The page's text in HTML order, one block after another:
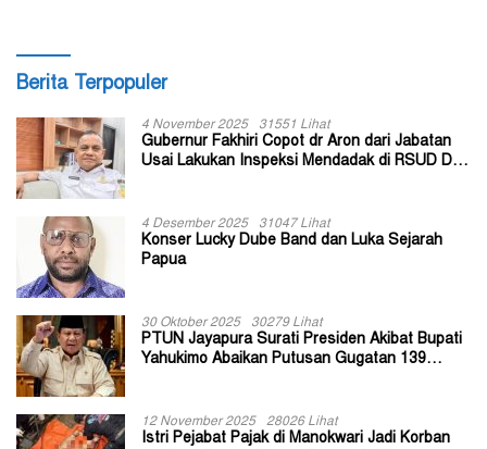
Berita Terpopuler
4 November 2025 31551 Lihat
Gubernur Fakhiri Copot dr Aron dari Jabatan
Usai Lakukan Inspeksi Mendadak di RSUD Dok
4 Desember 2025 31047 Lihat
Konser Lucky Dube Band dan Luka Sejarah
Papua
30 Oktober 2025 30279 Lihat
PTUN Jayapura Surati Presiden Akibat Bupati
Yahukimo Abaikan Putusan Gugatan 139
12 November 2025 28026 Lihat
Istri Pejabat Pajak di Manokwari Jadi Korban